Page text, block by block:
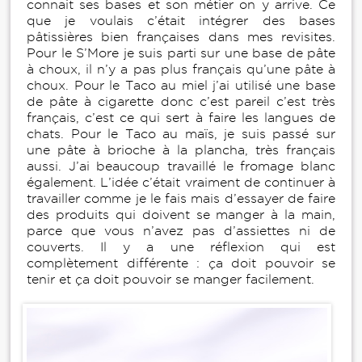
connait ses bases et son métier on y arrive. Ce
que je voulais c’était intégrer des bases
pâtissières bien françaises dans mes revisites.
Pour le S’More je suis parti sur une base de pâte
à choux, il n’y a pas plus français qu’une pâte à
choux. Pour le Taco au miel j’ai utilisé une base
de pâte à cigarette donc c’est pareil c’est très
français, c’est ce qui sert à faire les langues de
chats. Pour le Taco au maïs, je suis passé sur
une pâte à brioche à la plancha, très français
aussi. J’ai beaucoup travaillé le fromage blanc
également. L’idée c’était vraiment de continuer à
travailler comme je le fais mais d’essayer de faire
des produits qui doivent se manger à la main,
parce que vous n’avez pas d’assiettes ni de
couverts. Il y a une réflexion qui est
complètement différente : ça doit pouvoir se
tenir et ça doit pouvoir se manger facilement.